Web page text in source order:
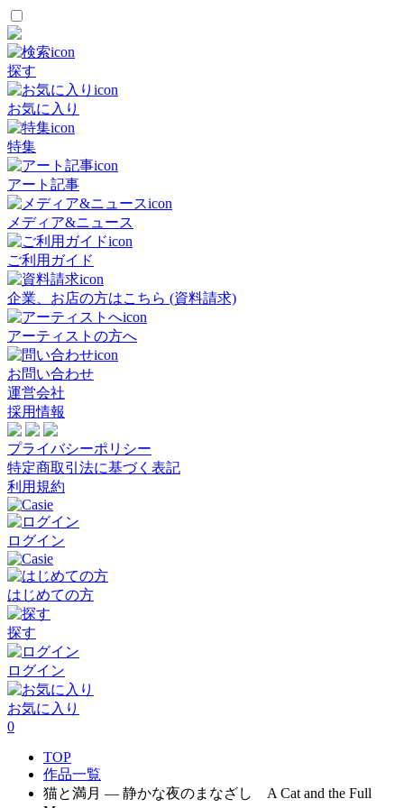
探す
お気に入り
特集
アート記事
メディア&ニュース
ご利用ガイド
企業、お店の方はこちら (資料請求)
アーティストの方へ
お問い合わせ
運営会社
採用情報
プライバシーポリシー
特定商取引法に基づく表記
利用規約
ログイン
はじめての方
探す
ログイン
お気に入り
0
TOP
作品一覧
猫と満月 — 静かな夜のまなざし A Cat and the Full